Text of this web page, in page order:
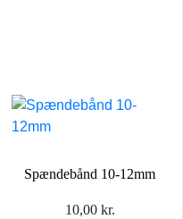
Spændebånd 10-12mm
10,00 kr.